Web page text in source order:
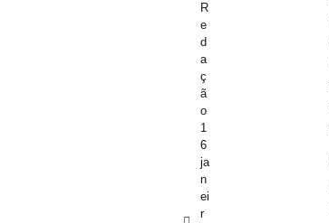
R
e
d
a
ç
ã
o
1
6
ja
n
ei
r